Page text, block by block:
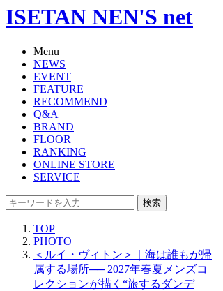
ISETAN NEN'S net
Menu
NEWS
EVENT
FEATURE
RECOMMEND
Q&A
BRAND
FLOOR
RANKING
ONLINE STORE
SERVICE
検索
TOP
PHOTO
＜ルイ・ヴィトン＞｜海は誰もが帰
属する場所── 2027年春夏メンズコ
レクションが描く“旅するダンデ